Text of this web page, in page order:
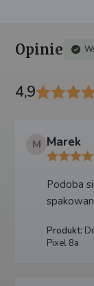
Opinie
4,9
M Marek
Podoba
Produkt:
Pixel 8a